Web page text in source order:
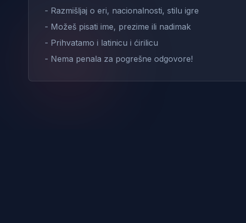
- Razmišljaj o eri, nacionalnosti, stilu igre
- Možeš pisati ime, prezime ili nadimak
- Prihvatamo i latinicu i ćirilicu
- Nema penala za pogrešne odgovore!